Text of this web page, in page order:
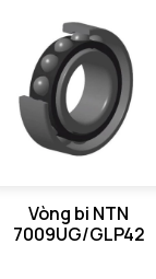
Vòng bi NTN
7009UG/GLP42